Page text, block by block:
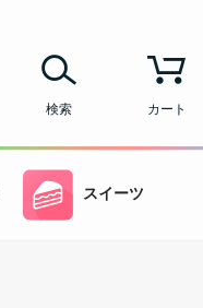
カート
検索
スイーツ